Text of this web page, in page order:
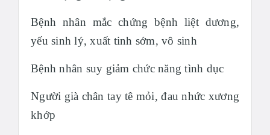
Bệnh nhân mắc chứng bệnh liệt dương,
yếu sinh lý, xuất tinh sớm, vô sinh
Bệnh nhân suy giảm chức năng tình dục
Người già chân tay tê mỏi, đau nhức xương
khớp